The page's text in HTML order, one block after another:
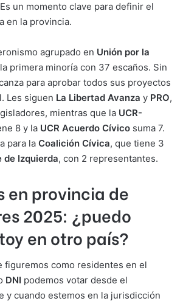
un momento clave para definir el
en la provincia.
agrupado en Unión por la
primera minoría con 37 escaños. Sin
para aprobar todos sus proyectos
Les siguen La Libertad Avanza y PRO,
mientras que la UCR-
8 y la UCR Acuerdo Cívico suma 7.
para la Coalición Cívica, que tiene 3
de Izquierda, con 2 representantes.
en provincia de
2025: ¿puedo
en otro país?
figuremos como residentes en el
DNI podemos votar desde el
y cuando estemos en la jurisdicción